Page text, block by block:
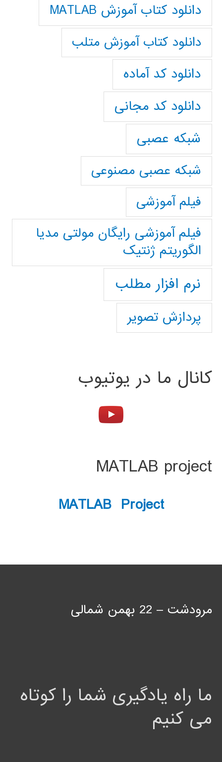
دانلود کتاب آموزش MATLAB
دانلود کتاب آموزش متلب
دانلود کد آماده
دانلود کد مجانی
شبکه عصبی
شبکه عصبی مصنوعی
فیلم آموزشی
فیلم آموزشی رایگان مولتی مدیا
الگوریتم ژنتیک
نرم افزار مطلب
پردازش تصویر
کانال ما در یوتیوب
MATLAB project
MATLAB Project
مرودشت – 22 بهمن شمالی
ما راه یادگیری شما را کوتاه
می کنیم